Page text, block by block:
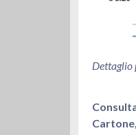
Dettaglio